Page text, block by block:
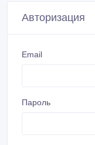
Авторизация
Email
Пароль